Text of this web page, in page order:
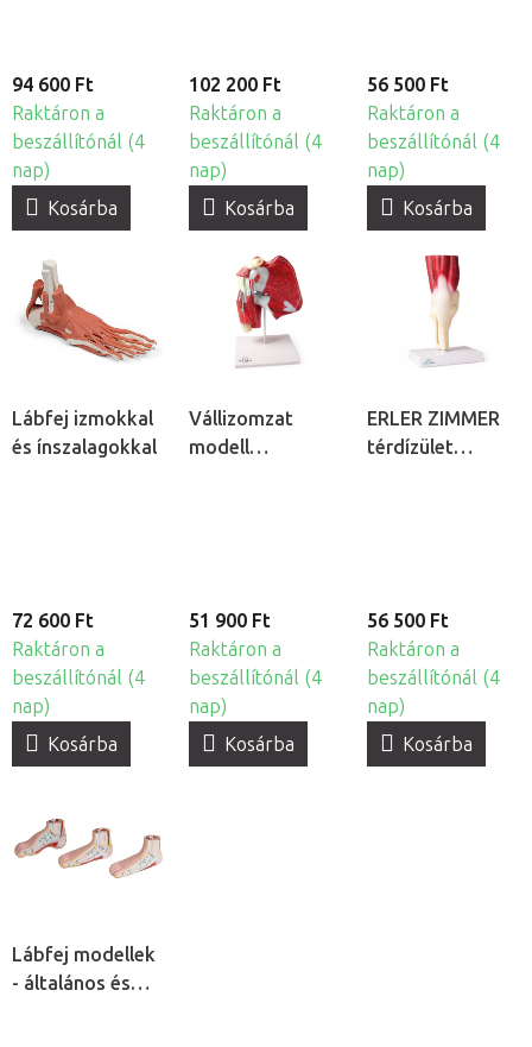
94 600 Ft
Raktáron a
beszállítónál (4
nap)
Kosárba
102 200 Ft
Raktáron a
beszállítónál (4
nap)
Kosárba
56 500 Ft
Raktáron a
beszállítónál (4
nap)
Kosárba
Lábfej izmokkal
és ínszalagokkal
72 600 Ft
Raktáron a
beszállítónál (4
nap)
Kosárba
Vállizomzat
modell
51 900 Ft
Raktáron a
beszállítónál (4
nap)
Kosárba
ERLER ZIMMER
térdízület
56 500 Ft
Raktáron a
beszállítónál (4
nap)
Kosárba
Lábfej modellek
- általános és